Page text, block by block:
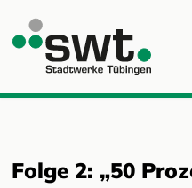
Folge 2: „50